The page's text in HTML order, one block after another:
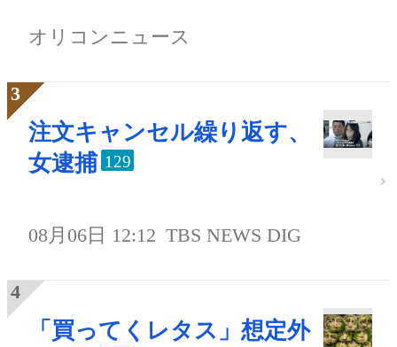
オリコンニュース
注文キャンセル繰り返す、
女逮捕 129
08月06日 12:12 TBS NEWS DIG
「買ってくレタス」想定外